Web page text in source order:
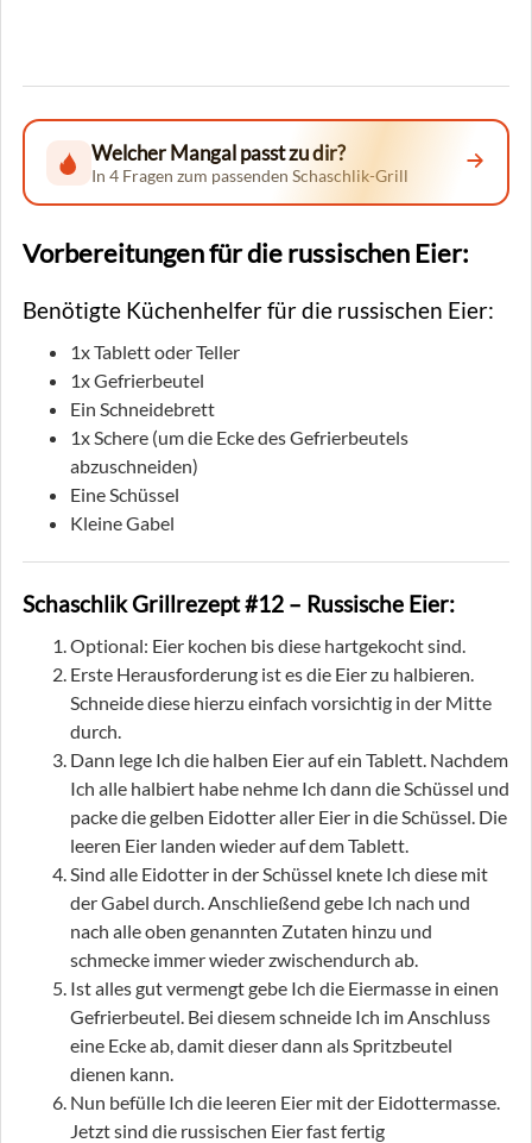
Welcher Mangal passt zu dir?
In 4 Fragen zum passenden Schaschlik-Grill
Vorbereitungen für die russischen Eier:
Benötigte Küchenhelfer für die russischen Eier:
1x Tablett oder Teller
1x Gefrierbeutel
Ein Schneidebrett
1x Schere (um die Ecke des Gefrierbeutels
abzuschneiden)
Eine Schüssel
Kleine Gabel
Schaschlik Grillrezept #12 – Russische Eier:
Optional: Eier kochen bis diese hartgekocht sind.
Erste Herausforderung ist es die Eier zu halbieren.
Schneide diese hierzu einfach vorsichtig in der Mitte
durch.
Dann lege Ich die halben Eier auf ein Tablett. Nachdem
Ich alle halbiert habe nehme Ich dann die Schüssel und
packe die gelben Eidotter aller Eier in die Schüssel. Die
leeren Eier landen wieder auf dem Tablett.
Sind alle Eidotter in der Schüssel knete Ich diese mit
der Gabel durch. Anschließend gebe Ich nach und
nach alle oben genannten Zutaten hinzu und
schmecke immer wieder zwischendurch ab.
Ist alles gut vermengt gebe Ich die Eiermasse in einen
Gefrierbeutel. Bei diesem schneide Ich im Anschluss
eine Ecke ab, damit dieser dann als Spritzbeutel
dienen kann.
Nun befülle Ich die leeren Eier mit der Eidottermasse.
Jetzt sind die russischen Eier fast fertig